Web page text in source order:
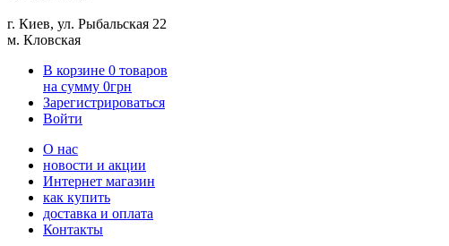
г. Киев, ул. Рыбальская 22
м. Кловская
В корзине 0 товаров
на сумму 0грн
Зарегистрироваться
Войти
О нас
новости и акции
Интернет магазин
как купить
доставка и оплата
Контакты